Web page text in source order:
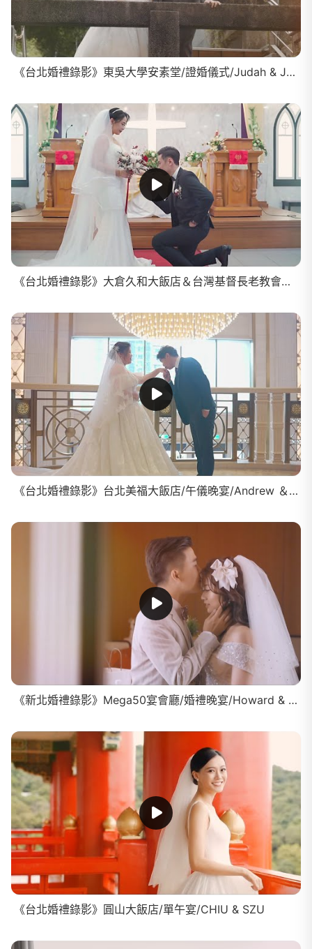
《台北婚禮錄影》東吳大學安素堂/證婚儀式/Judah & Joanne
《台北婚禮錄影》大倉久和大飯店＆台灣基督長老教會第一教會/儀式宴客/群傑＆宜璿
《台北婚禮錄影》台北美福大飯店/午儀晚宴/Andrew ＆ Laura
《新北婚禮錄影》Mega50宴會廳/婚禮晚宴/Howard & Jolin
《台北婚禮錄影》圓山大飯店/單午宴/CHIU & SZU